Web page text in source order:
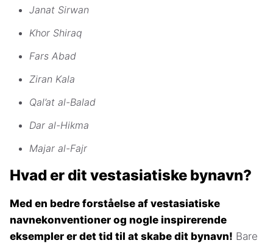
Janat Sirwan
Khor Shiraq
Fars Abad
Ziran Kala
Qal’at al-Balad
Dar al-Hikma
Majar al-Fajr
Hvad er dit vestasiatiske bynavn?
Med en bedre forståelse af vestasiatiske
navnekonventioner og nogle inspirerende
eksempler er det tid til at skabe dit bynavn! Bare